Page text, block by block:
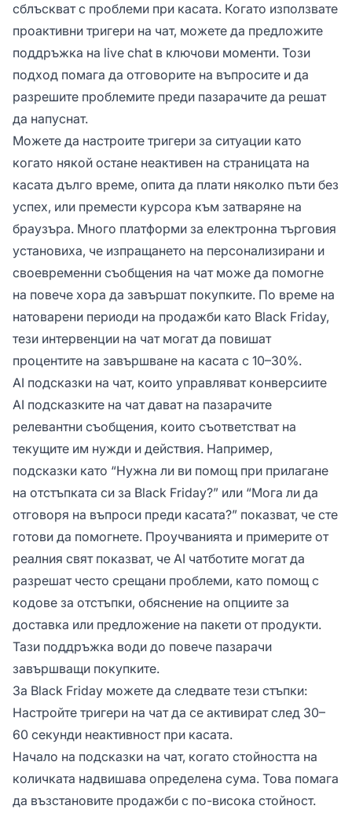
сблъскват с проблеми при касата. Когато използвате
проактивни тригери на чат, можете да предложите
поддръжка на live chat в ключови моменти. Този
подход помага да отговорите на въпросите и да
разрешите проблемите преди пазарачите да решат
да напуснат.
Можете да настроите тригери за ситуации като
когато някой остане неактивен на страницата на
касата дълго време, опита да плати няколко пъти без
успех, или премести курсора към затваряне на
браузъра. Много платформи за електронна търговия
установиха, че изпращането на персонализирани и
своевременни съобщения на чат може да помогне
на повече хора да завършат покупките. По време на
натоварени периоди на продажби като Black Friday,
тези интервенции на чат могат да повишат
процентите на завършване на касата с 10–30%.
AI подсказки на чат, които управляват конверсиите
AI подсказките на чат дават на пазарачите
релевантни съобщения, които съответстват на
текущите им нужди и действия. Например,
подсказки като “Нужна ли ви помощ при прилагане
на отстъпката си за Black Friday?” или “Мога ли да
отговоря на въпроси преди касата?” показват, че сте
готови да помогнете. Проучванията и примерите от
реалния свят показват, че AI чатботите могат да
разрешат често срещани проблеми, като помощ с
кодове за отстъпки, обяснение на опциите за
доставка или предложение на пакети от продукти.
Тази поддръжка води до повече пазарачи
завършващи покупките.
За Black Friday можете да следвате тези стъпки:
Настройте тригери на чат да се активират след 30–
60 секунди неактивност при касата.
Начало на подсказки на чат, когато стойността на
количката надвишава определена сума. Това помага
да възстановите продажби с по-висока стойност.